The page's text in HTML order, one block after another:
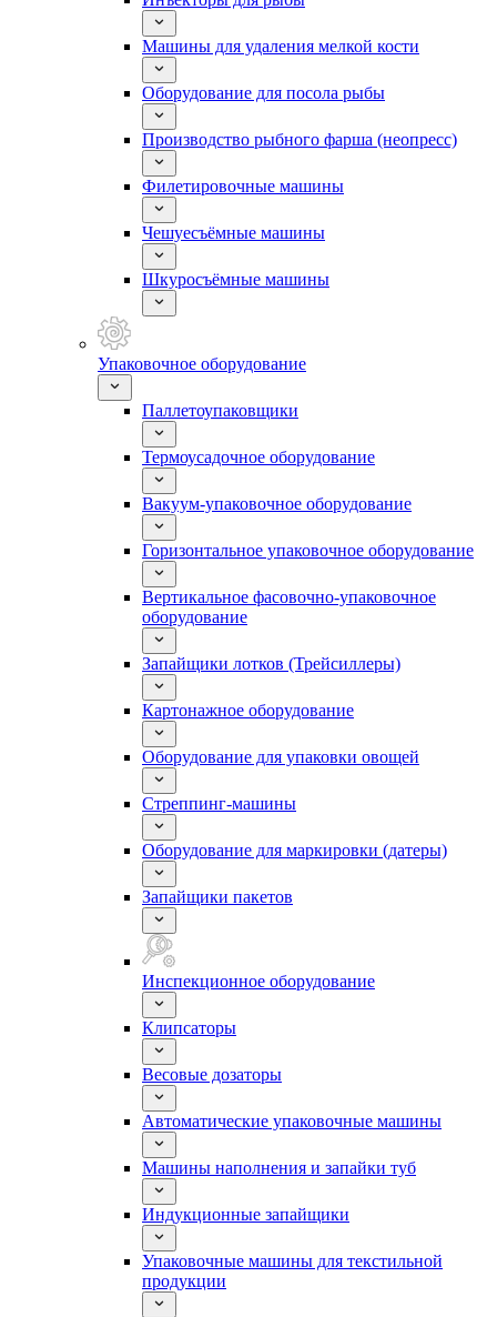
Машины для удаления мелкой кости
Оборудование для посола рыбы
Производство рыбного фарша (неопресс)
Филетировочные машины
Чешуесъёмные машины
Шкуросъёмные машины
Упаковочное оборудование
Паллетоупаковщики
Термоусадочное оборудование
Вакуум-упаковочное оборудование
Горизонтальное упаковочное оборудование
Вертикальное фасовочно-упаковочное
оборудование
Запайщики лотков (Трейсиллеры)
Картонажное оборудование
Оборудование для упаковки овощей
Стреппинг-машины
Оборудование для маркировки (датеры)
Запайщики пакетов
Инспекционное оборудование
Клипсаторы
Весовые дозаторы
Автоматические упаковочные машины
Машины наполнения и запайки туб
Индукционные запайщики
Упаковочные машины для текстильной
продукции